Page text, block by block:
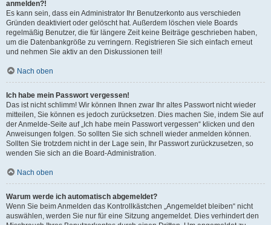
anmelden?!
Es kann sein, dass ein Administrator Ihr Benutzerkonto aus verschieden
Gründen deaktiviert oder gelöscht hat. Außerdem löschen viele Boards
regelmäßig Benutzer, die für längere Zeit keine Beiträge geschrieben haben,
um die Datenbankgröße zu verringern. Registrieren Sie sich einfach erneut
und nehmen Sie aktiv an den Diskussionen teil!
Nach oben
Ich habe mein Passwort vergessen!
Das ist nicht schlimm! Wir können Ihnen zwar Ihr altes Passwort nicht wieder
mitteilen, Sie können es jedoch zurücksetzen. Dies machen Sie, indem Sie auf
der Anmelde-Seite auf „Ich habe mein Passwort vergessen“ klicken und den
Anweisungen folgen. So sollten Sie sich schnell wieder anmelden können.
Sollten Sie trotzdem nicht in der Lage sein, Ihr Passwort zurückzusetzen, so
wenden Sie sich an die Board-Administration.
Nach oben
Warum werde ich automatisch abgemeldet?
Wenn Sie beim Anmelden das Kontrollkästchen „Angemeldet bleiben“ nicht
auswählen, werden Sie nur für eine Sitzung angemeldet. Dies verhindert den